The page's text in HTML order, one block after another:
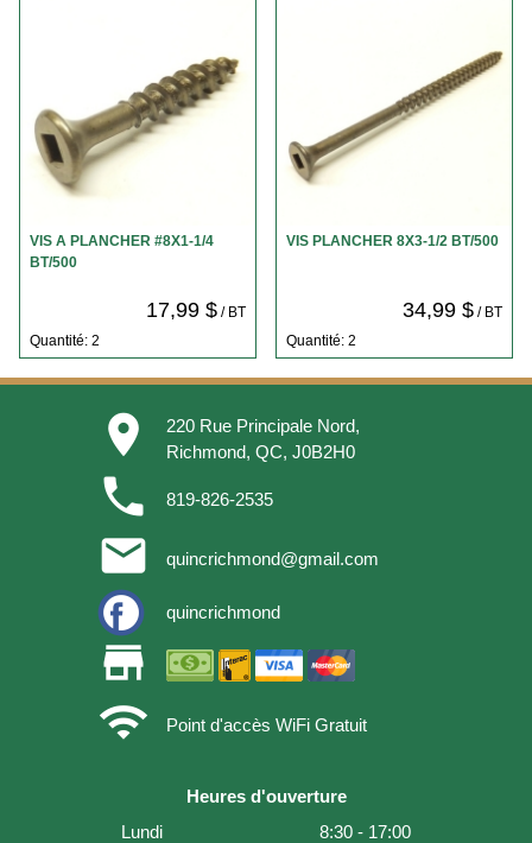
VIS A PLANCHER #8X1-1/4
BT/500
17,99 $/ BT
Quantité: 2
VIS PLANCHER 8X3-1/2 BT/500
34,99 $/ BT
Quantité: 2
place
220 Rue Principale Nord,
Richmond, QC, J0B2H0
phone 819-826-2535
email quincrichmond@gmail.com
quincrichmond
store
wifi
Point d'accès WiFi Gratuit
Heures d'ouverture
Lundi
8:30 - 17:00